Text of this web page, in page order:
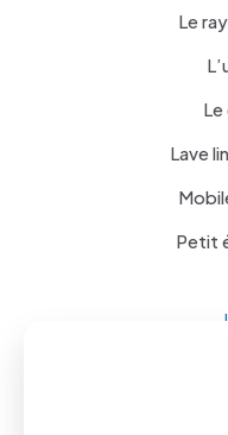
Le
Lave
Petit